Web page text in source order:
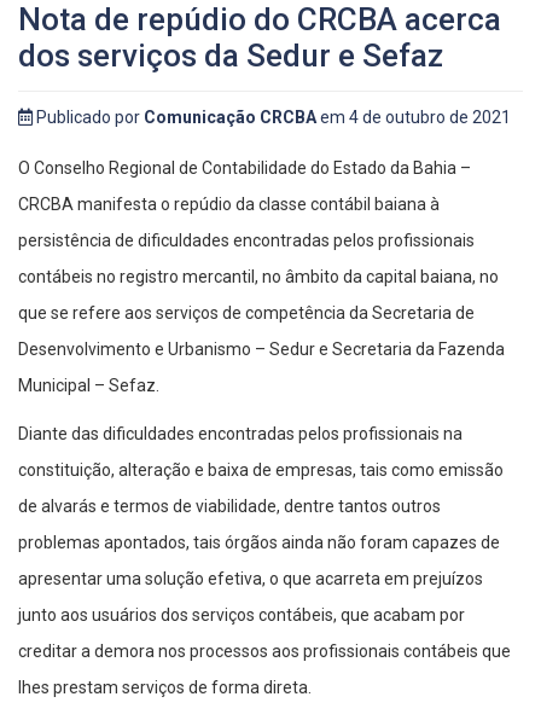
Nota de repúdio do CRCBA acerca
dos serviços da Sedur e Sefaz
Publicado por Comunicação CRCBAem 4 de outubro de 2021
O Conselho Regional de Contabilidade do Estado da Bahia –
CRCBA manifesta o repúdio da classe contábil baiana à
persistência de dificuldades encontradas pelos profissionais
contábeis no registro mercantil, no âmbito da capital baiana, no
que se refere aos serviços de competência da Secretaria de
Desenvolvimento e Urbanismo – Sedur e Secretaria da Fazenda
Municipal – Sefaz.
Diante das dificuldades encontradas pelos profissionais na
constituição, alteração e baixa de empresas, tais como emissão
de alvarás e termos de viabilidade, dentre tantos outros
problemas apontados, tais órgãos ainda não foram capazes de
apresentar uma solução efetiva, o que acarreta em prejuízos
junto aos usuários dos serviços contábeis, que acabam por
creditar a demora nos processos aos profissionais contábeis que
lhes prestam serviços de forma direta.